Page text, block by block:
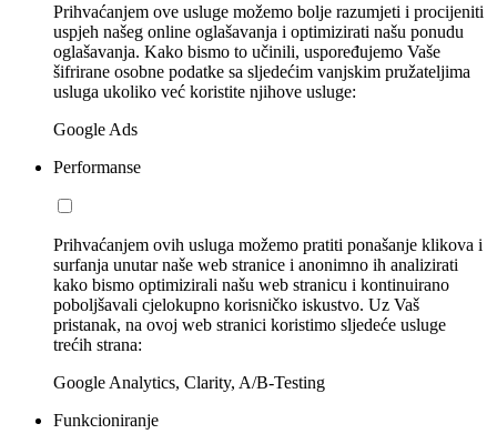
Prihvaćanjem ove usluge možemo bolje razumjeti i procijeniti
uspjeh našeg online oglašavanja i optimizirati našu ponudu
oglašavanja. Kako bismo to učinili, uspoređujemo Vaše
šifrirane osobne podatke sa sljedećim vanjskim pružateljima
usluga ukoliko već koristite njihove usluge:
Google Ads
Performanse
Prihvaćanjem ovih usluga možemo pratiti ponašanje klikova i
surfanja unutar naše web stranice i anonimno ih analizirati
kako bismo optimizirali našu web stranicu i kontinuirano
poboljšavali cjelokupno korisničko iskustvo. Uz Vaš
pristanak, na ovoj web stranici koristimo sljedeće usluge
trećih strana:
Google Analytics, Clarity, A/B-Testing
Funkcioniranje